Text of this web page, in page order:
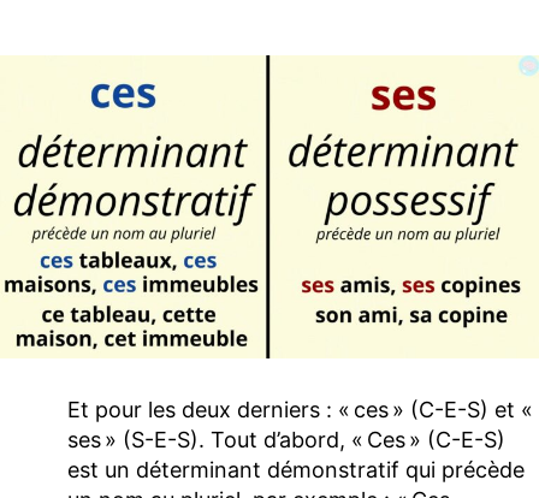
Et pour les deux derniers : « ces » (C-E-S) et «
ses » (S-E-S). Tout d’abord, « Ces » (C-E-S)
est un déterminant démonstratif qui précède